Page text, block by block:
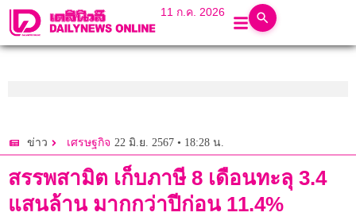
11 ก.ค. 2026
ข่าว เศรษฐกิจ 22 มิ.ย. 2567 • 18:28 น.
สรรพสามิต เก็บภาษี 8 เดือนทะลุ 3.4
แสนล้าน มากกว่าปีก่อน 11.4%